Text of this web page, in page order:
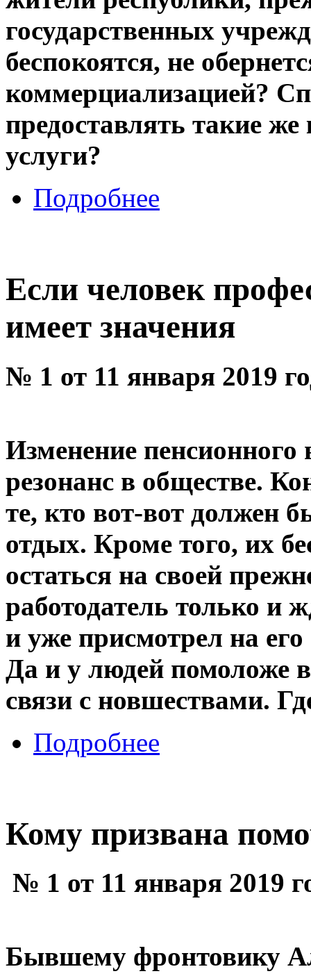
государственных
беспокоятся, не
коммерциализацией?
предоставлять такие
услуги?
Подробнее
Если человек
имеет значения
№ 1 от 11 января 2019
Изменение
резонанс в обществе.
те, кто вот-вот должен
отдых. Кроме того, их
остаться на своей
работодатель только и
и уже присмотрел на
Да и у людей помоложе
связи с новшествами.
Подробнее
Кому призвана
№ 1 от 11 января 2019
Бывшему фронтовику